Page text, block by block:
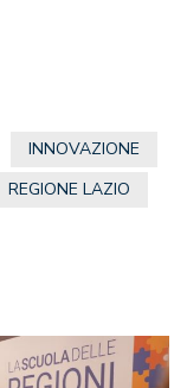
INNOVAZIONE
REGIONE LAZIO